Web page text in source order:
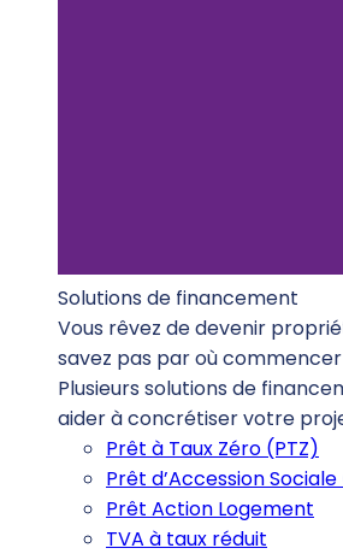
Solutions de financement
Vous rêvez de devenir
savez pas par où
Plusieurs solutions de
aider à concrétiser votre
Prêt à Taux Zéro (PTZ)
Prêt d’Accession Sociale
Prêt Action Logement
TVA à taux réduit